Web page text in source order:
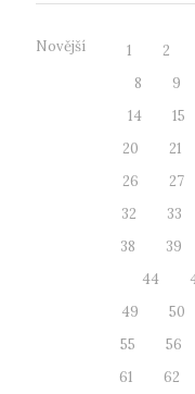
Novější 1 2
8
9
14
15
20
21
26
27
32
33
38
39
44
49
50
55
56
61
62